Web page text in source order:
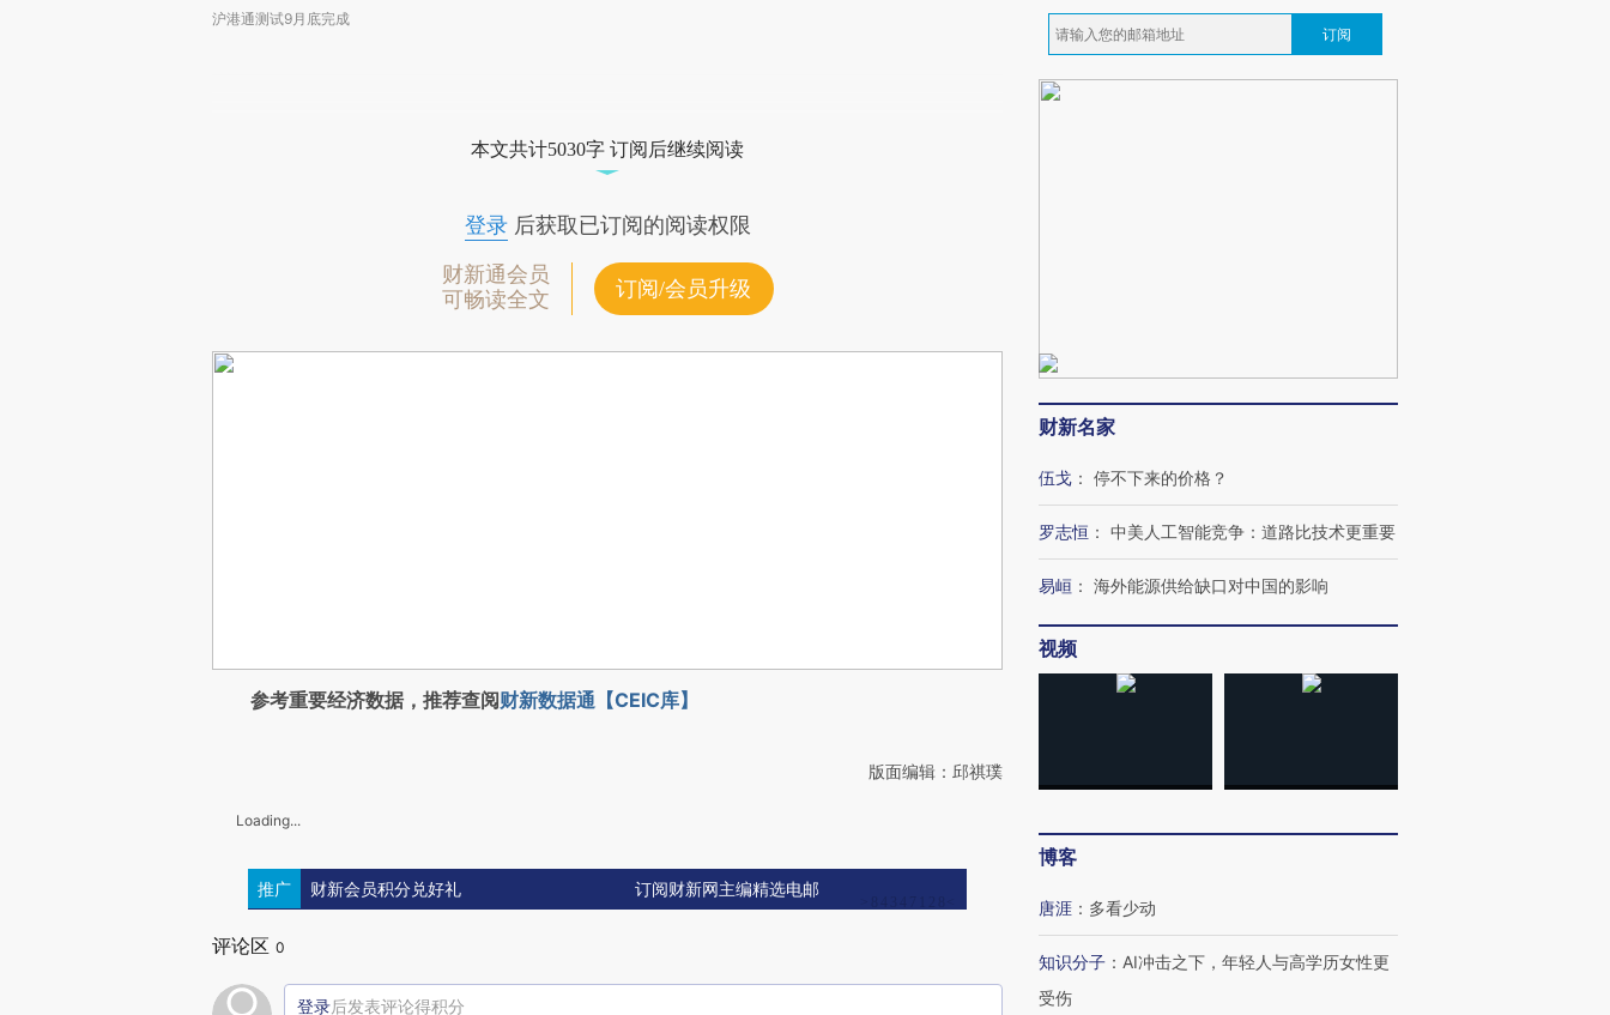
沪港通测试9月底完成
本文共计5030字 订阅后继续阅读
登录后获取已订阅的阅读权限
财新通会员
可畅读全文
订阅/会员升级
参考重要经济数据，推荐查阅财新数据通【CEIC库】
版面编辑：邱祺璞
Loading...
推广 财新会员积分兑好礼 订阅财新网主编精选电邮
评论区 0
登录后发表评论得积分
订阅
财新名家
伍戈 ： 停不下来的价格？
罗志恒 ： 中美人工智能竞争：道路比技术更重要
易峘 ： 海外能源供给缺口对中国的影响
视频
博客
唐涯 ： 多看少动
知识分子 ： AI冲击之下，年轻人与高学历女性更
受伤